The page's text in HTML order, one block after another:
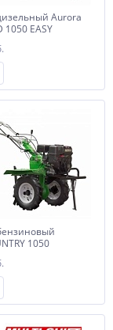
Aurora
1050 EASY
1050